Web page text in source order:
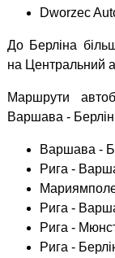
Dworzec
До Берліна
на Центральний
Маршрути
Варшава -
Варшава -
Рига -
Рига -
Рига -
Рига -